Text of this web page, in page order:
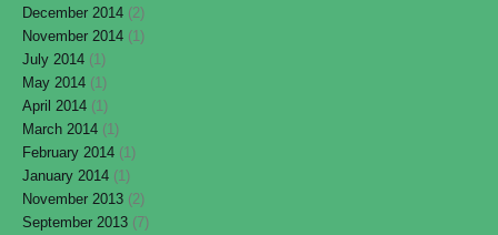
December 2014 (2)
November 2014 (1)
July 2014 (1)
May 2014 (1)
April 2014 (1)
March 2014 (1)
February 2014 (1)
January 2014 (1)
November 2013 (2)
September 2013 (7)